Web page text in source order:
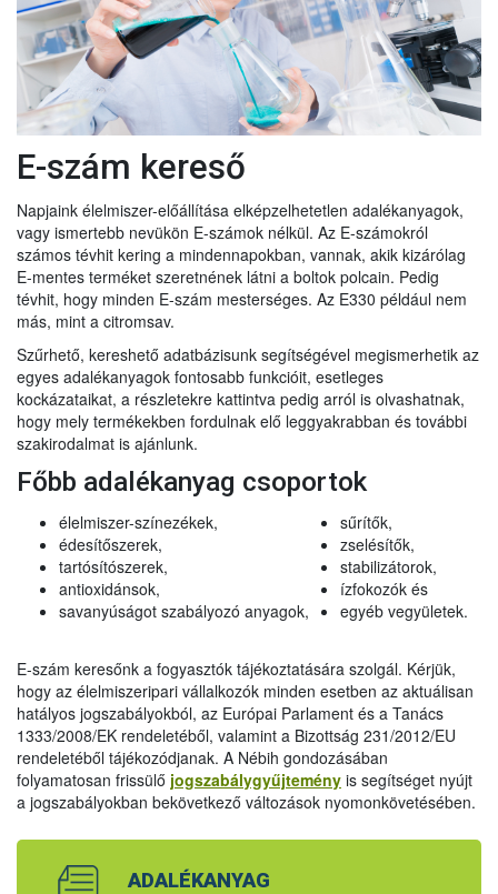
E-szám kereső
Napjaink élelmiszer-előállítása elképzelhetetlen adalékanyagok,
vagy ismertebb nevükön E-számok nélkül. Az E-számokról
számos tévhit kering a mindennapokban, vannak, akik kizárólag
E-mentes terméket szeretnének látni a boltok polcain. Pedig
tévhit, hogy minden E-szám mesterséges. Az E330 például nem
más, mint a citromsav.
Szűrhető, kereshető adatbázisunk segítségével megismerhetik az
egyes adalékanyagok fontosabb funkcióit, esetleges
kockázataikat, a részletekre kattintva pedig arról is olvashatnak,
hogy mely termékekben fordulnak elő leggyakrabban és további
szakirodalmat is ajánlunk.
Főbb adalékanyag csoportok
élelmiszer-színezékek,
édesítőszerek,
tartósítószerek,
antioxidánsok,
savanyúságot szabályozó anyagok,
sűrítők,
zselésítők,
stabilizátorok,
ízfokozók és
egyéb vegyületek.
E-szám keresőnk a fogyasztók tájékoztatására szolgál. Kérjük,
hogy az élelmiszeripari vállalkozók minden esetben az aktuálisan
hatályos jogszabályokból, az Európai Parlament és a Tanács
1333/2008/EK rendeletéből, valamint a Bizottság 231/2012/EU
rendeletéből tájékozódjanak. A Nébih gondozásában
folyamatosan frissülő jogszabálygyűjtemény is segítséget nyújt
a jogszabályokban bekövetkező változások nyomonkövetésében.
ADALÉKANYAG